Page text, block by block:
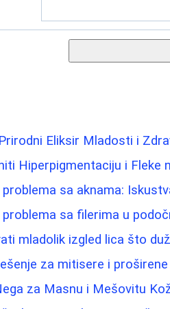
Eliksir Mladosti i
Hiperpigmentaciju i Fleke
problema sa aknama:
problema sa filerima u
mladolik izgled lica što
za mitisere i
za Masnu i Mešovitu